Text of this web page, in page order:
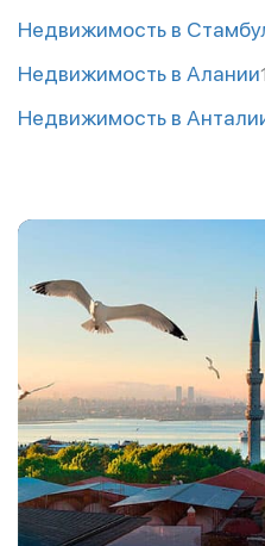
Недвижимость в
Недвижимость в Алании
Недвижимость в